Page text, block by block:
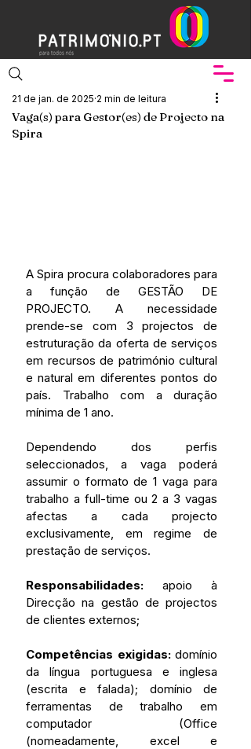
Vaga(s) para Gestor(es) de Projecto na
Spira
21 de jan. de 2025 2 min de leitura
A Spira procura colaboradores para
a função de GESTÃO DE
PROJECTO. A necessidade
prende-se com 3 projectos de
estruturação da oferta de serviços
em recursos de património cultural
e natural em diferentes pontos do
país. Trabalho com a duração
mínima de 1 ano.
Dependendo dos perfis
seleccionados, a vaga poderá
assumir o formato de 1 vaga para
trabalho a full-time ou 2 a 3 vagas
afectas a cada projecto
exclusivamente, em regime de
prestação de serviços.
Responsabilidades: apoio à
Direcção na gestão de projectos
de clientes externos;
Competências exigidas: domínio
da língua portuguesa e inglesa
(escrita e falada); domínio de
ferramentas de trabalho em
computador (Office
(nomeadamente, excel e